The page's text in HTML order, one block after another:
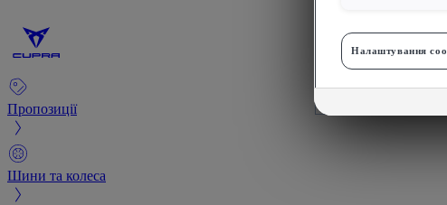
Пропозиції
Шини та колеса
Налаштування